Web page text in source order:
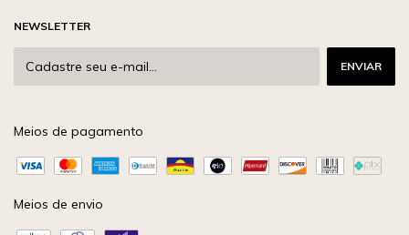
NEWSLETTER
Meios de pagamento
Meios de envio